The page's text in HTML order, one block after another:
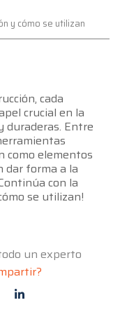
y cómo se utilizan
cada
crucial en la
duraderas. Entre
como elementos
forma a la
con la
se utilizan!
un experto